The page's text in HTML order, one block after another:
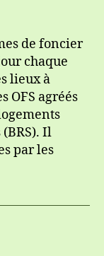
de foncier
chaque
lieux à
OFS agréés
Il
par les